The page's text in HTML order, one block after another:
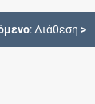
: Διάθεση >